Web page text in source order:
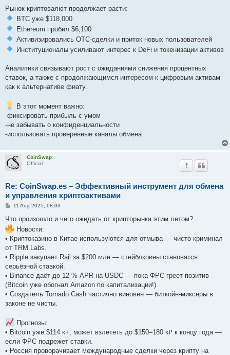
Рынок криптовалют продолжает расти:
BTC уже $118,000
Ethereum пробил $6,100
Активизировались OTC-сделки и приток новых пользователей
Институционалы усиливают интерес к DeFi и токенизации активов
Аналитики связывают рост с ожиданиями снижения процентных
ставок, а также с продолжающимся интересом к цифровым активам
как к альтернативе фиату.
В этот момент важно:
-фиксировать прибыль с умом
-не забывать о конфиденциальности
-использовать проверенные каналы обмена
CoinSwap
Official
Re: CoinSwap.es – Эффективный инструмент для обмена
и управления криптоактивами
P
s
t
11 Aug 2025, 08:03
Что произошло и чего ожидать от крипторынка этим летом?
Новости:
• Криптоказино в Китае используются для отмыва — чисто криминал
от TRM Labs.
• Ripple закупает Rail за $200 млн — стейблкоины становятся
серьёзной ставкой.
• Binance даёт до 12 % APR на USDC — пока ФРС греет позитив
(Bitcoin уже обогнал Amazon по капитализации!).
• Создатель Tornado Cash частично виновен — биткойн-миксеры в
законе не чисты.
Прогнозы:
• Bitcoin уже $114 к+, может взлететь до $150–180 к₽ к концу года —
если ФРС подрежет ставки.
• Россия проворачивает международные сделки через крипту на